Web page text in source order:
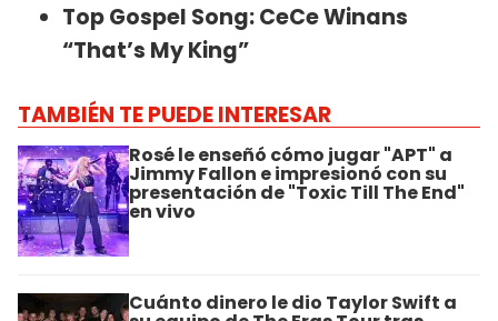
Top Gospel Song: CeCe Winans
“That’s My King”
TAMBIÉN TE PUEDE INTERESAR
Rosé le enseñó cómo jugar "APT" a
Jimmy Fallon e impresionó con su
presentación de "Toxic Till The End"
en vivo
Cuánto dinero le dio Taylor Swift a